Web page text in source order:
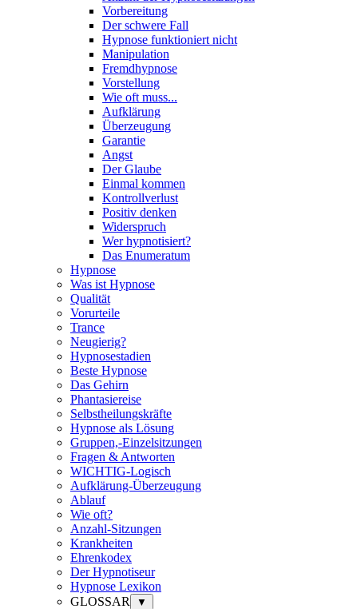
Vorbereitung
Der schwere Fall
Hypnose funktioniert nicht
Manipulation
Fremdhypnose
Vorstellung
Wie oft muss...
Aufklärung
Überzeugung
Garantie
Angst
Der Glaube
Einmal kommen
Kontrollverlust
Positiv denken
Widerspruch
Wer hypnotisiert?
Das Enumeratum
Hypnose
Was ist Hypnose
Qualität
Vorurteile
Trance
Neugierig?
Hypnosestadien
Beste Hypnose
Das Gehirn
Phantasiereise
Selbstheilungskräfte
Hypnose als Lösung
Gruppen,-Einzelsitzungen
Fragen & Antworten
WICHTIG-Logisch
Aufklärung-Überzeugung
Ablauf
Wie oft?
Anzahl-Sitzungen
Krankheiten
Ehrenkodex
Der Hypnotiseur
Hypnose Lexikon
GLOSSAR
▼